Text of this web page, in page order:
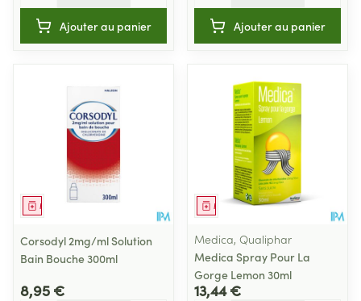
Ajouter au panier Ajouter au panier
Médicament
Corsodyl 2mg/ml Solution
Bain Bouche 300ml
8,95 €
Médicament
Medica, Qualiphar
Medica Spray Pour La
Gorge Lemon 30ml
13,44 €